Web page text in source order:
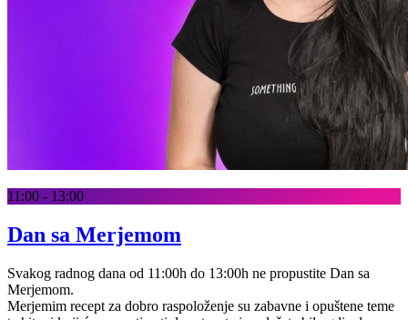
11:00 - 13:00
Dan sa Merjemom
Svakog radnog dana od 11:00h do 13:00h ne propustite Dan sa
Merjemom.
Merjemim recept za dobro raspoloženje su zabavne i opuštene teme